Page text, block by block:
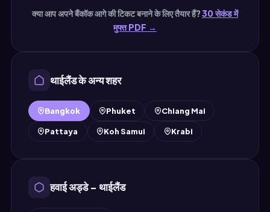
क्या आप अपने बैंकॉक आगे की टिकट बनाने के लिए तैयार हैं?30 सेकंड में
मुफ्त PDF →
थाईलैंड के अन्य शहर
Bangkok Phuket Chiang Mai
Pattaya Koh Samui Krabi
हवाई अड्डे – थाईलैंड